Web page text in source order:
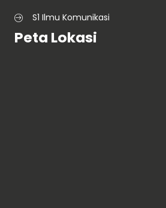
S1 Ilmu Komunikasi
Peta Lokasi